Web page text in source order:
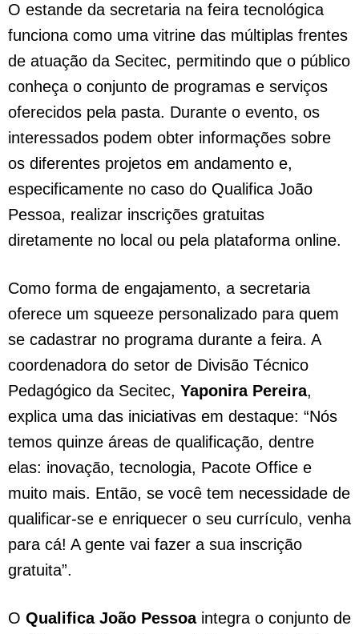
O estande da secretaria na feira tecnológica
funciona como uma vitrine das múltiplas frentes
de atuação da Secitec, permitindo que o público
conheça o conjunto de programas e serviços
oferecidos pela pasta. Durante o evento, os
interessados podem obter informações sobre
os diferentes projetos em andamento e,
especificamente no caso do Qualifica João
Pessoa, realizar inscrições gratuitas
diretamente no local ou pela plataforma online.
Como forma de engajamento, a secretaria
oferece um squeeze personalizado para quem
se cadastrar no programa durante a feira. A
coordenadora do setor de Divisão Técnico
Pedagógico da Secitec, Yaponira Pereira,
explica uma das iniciativas em destaque: “Nós
temos quinze áreas de qualificação, dentre
elas: inovação, tecnologia, Pacote Office e
muito mais. Então, se você tem necessidade de
qualificar-se e enriquecer o seu currículo, venha
para cá! A gente vai fazer a sua inscrição
gratuita”.
O Qualifica João Pessoaintegra o conjunto de